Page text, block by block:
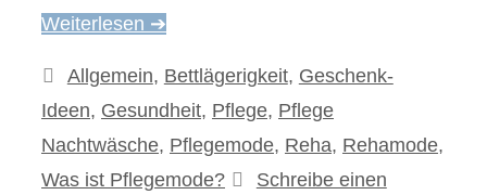
Weiterlesen ➔
Kategorien
Allgemein, Bettlägerigkeit, Geschenk-
Ideen, Gesundheit, Pflege, Pflege
Nachtwäsche, Pflegemode, Reha, Rehamode,
Was ist Pflegemode?
Schreibe einen